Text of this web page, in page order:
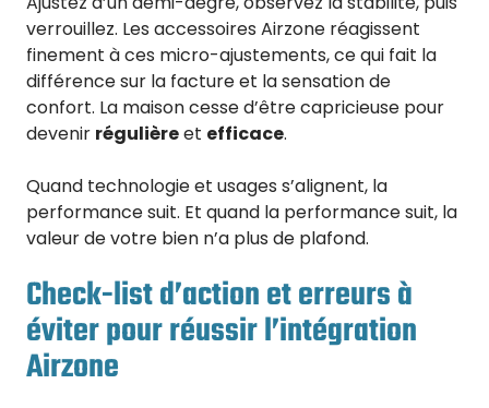
verrouillez. Les accessoires Airzone réagissent
finement à ces micro-ajustements, ce qui fait la
différence sur la facture et la sensation de
confort. La maison cesse d’être capricieuse pour
devenir régulièreet efficace.
Quand technologie et usages s’alignent, la
performance suit. Et quand la performance suit, la
valeur de votre bien n’a plus de plafond.
Check-list d’action et erreurs à
éviter pour réussir l’intégration
Airzone